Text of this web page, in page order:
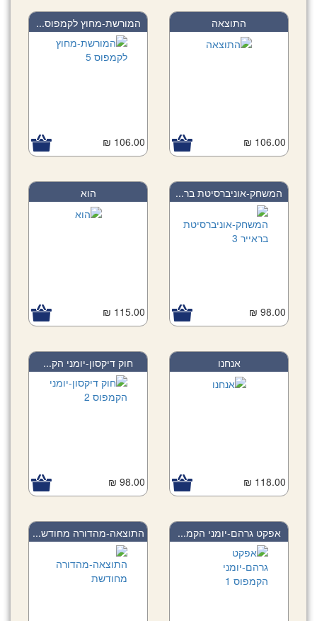
התוצאה
106.00 ₪
המורשת-מחוץ לקמפוס...
106.00 ₪
המשחק-אוניברסיטת בר...
98.00 ₪
הוא
115.00 ₪
אנחנו
118.00 ₪
חוק דיקסון-יומני הק...
98.00 ₪
אפקט גרהם-יומני הקמ... התוצאה-מהדורה מחודש...